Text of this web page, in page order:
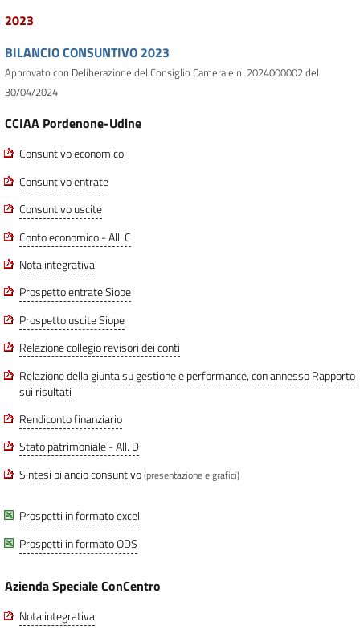
2023
BILANCIO CONSUNTIVO 2023
Approvato con Deliberazione del Consiglio Camerale n. 2024000002 del
30/04/2024
CCIAA Pordenone-Udine
Consuntivo economico
Consuntivo entrate
Consuntivo uscite
Conto economico - All. C
Nota integrativa
Prospetto entrate Siope
Prospetto uscite Siope
Relazione collegio revisori dei conti
Relazione della giunta su gestione e performance, con annesso Rapporto
sui risultati
Rendiconto finanziario
Stato patrimoniale - All. D
Sintesi bilancio consuntivo(presentazione e grafici)
Prospetti in formato excel
Prospetti in formato ODS
Azienda Speciale ConCentro
Nota integrativa